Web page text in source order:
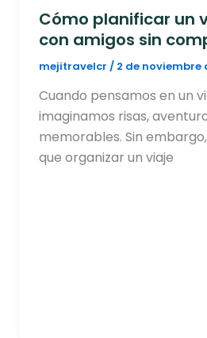
Cómo planificar un
con amigos sin
mejitravelcr / 2 de noviembre
Cuando pensamos en un
imaginamos risas,
memorables. Sin
que organizar un viaje